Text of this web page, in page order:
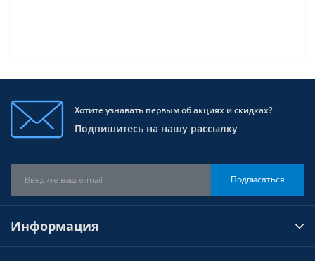
Хотите узнавать первым об акциях и скидках?
Подпишитесь на нашу рассылку
Подписаться
Информация